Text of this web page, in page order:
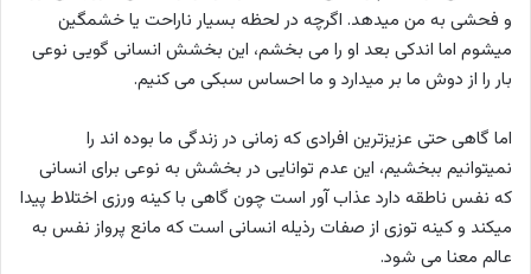
و فحشی به من میدهد. اگرچه در لحظه بسیار ناراحت یا خشمگین
میشوم اما اندکی بعد او را می بخشم، این بخشش انسانی گویی نوعی
بار را از دوش ما بر میدارد و ما احساس سبکی می کنیم.
اما گاهی حتی عزیزترین افرادی که زمانی در زندگی ما بوده اند را
نمیتوانیم ببخشیم، این عدم توانایی در بخشش به نوعی برای انسانی
که نفس ناطقه دارد عذاب آور است چون گاهی با کینه ورزی اختلاط پیدا
میکند و کینه توزی از صفات رذیله انسانی است که مانع پرواز نفس به
عالم معنا می شود.